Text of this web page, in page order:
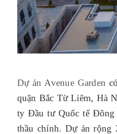
Dự án Avenue Garden
quận Bắc Từ Liêm, Hà
ty Đầu tư Quốc tế Đông
thầu chính. Dự án